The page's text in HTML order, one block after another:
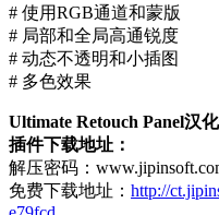
# 使用RGB通道和蒙版
# 局部和全局高通锐度
# 动态不透明和小插图
# 多色效果
Ultimate Retouch Panel汉
插件下载地址：
解压密码：
免费下载地址： http://